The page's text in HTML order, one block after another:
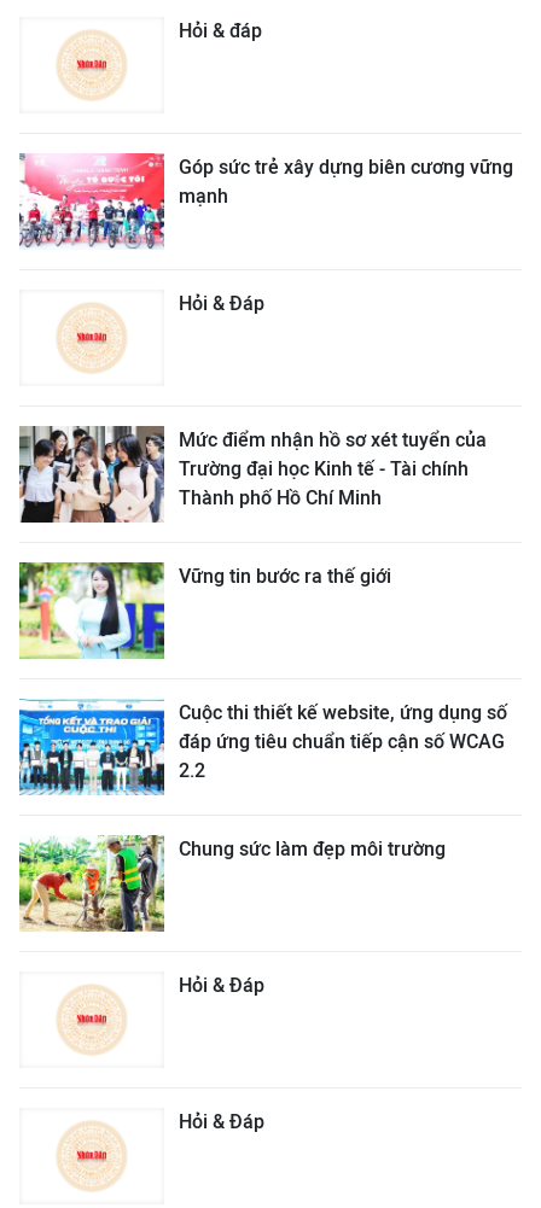
Hỏi & đáp
Góp sức trẻ xây dựng biên cương vững
mạnh
Hỏi & Đáp
Mức điểm nhận hồ sơ xét tuyển của
Trường đại học Kinh tế - Tài chính
Thành phố Hồ Chí Minh
Vững tin bước ra thế giới
Cuộc thi thiết kế website, ứng dụng số
đáp ứng tiêu chuẩn tiếp cận số WCAG
2.2
Chung sức làm đẹp môi trường
Hỏi & Đáp
Hỏi & Đáp